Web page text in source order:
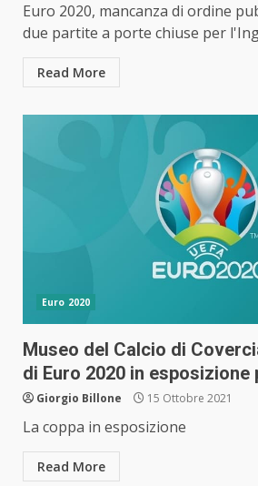
Euro 2020, mancanza di ordine
due partite a porte chiuse per
Read More
Euro 2020
Museo del Calcio di
di Euro 2020 in
Giorgio Billone 15 Ottobre 2021
La coppa in esposizione
Read More